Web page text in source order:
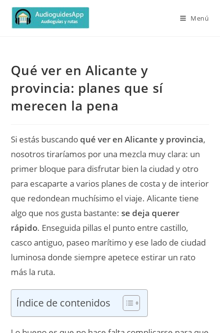
Menú
Qué ver en Alicante y
provincia: planes que sí
merecen la pena
Si estás buscando qué ver en Alicante y provincia,
nosotros tiraríamos por una mezcla muy clara: un
primer bloque para disfrutar bien la ciudad y otro
para escaparte a varios planes de costa y de interior
que redondean muchísimo el viaje. Alicante tiene
algo que nos gusta bastante:se deja querer
rápido. Enseguida pillas el punto entre castillo,
casco antiguo, paseo marítimo y ese lado de ciudad
luminosa donde siempre apetece estirar un rato
más la ruta.
Índice de contenidos